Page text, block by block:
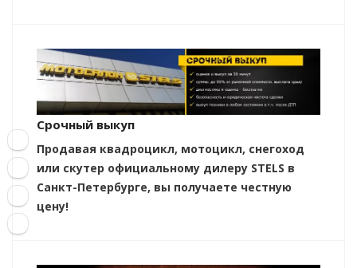
Срочный выкуп
Продавая квадроцикл, мотоцикл, снегоход
или скутер официальному дилеру STELS в
Санкт-Петербурге, вы получаете честную
цену!